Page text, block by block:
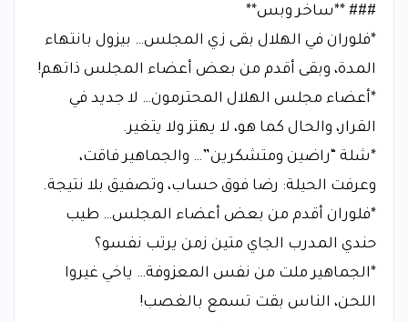
### **ساخر وبس**
*فلوران في الهلال بقى زي المجلس… بيزول بانتهاء
المدة، وبقى أقدم من بعض أعضاء المجلس ذاتهم!
*أعضاء مجلس الهلال المحترمون… لا جديد في
القرار، والحال كما هو، لا يهتز ولا يتغير.
*شلة “راضين ومتشكرين”… والجماهير فاقت،
وعرفت الحيلة: رضا فوق حساب، وتصفيق بلا نتيجة.
*فلوران أقدم من بعض أعضاء المجلس… طيب
حندي المدرب الجاي متين زمن يرتب نفسو؟
*الجماهير ملت من نفس المعزوفة… ياخي غيروا
اللحن، الناس بقت تسمع بالغصب!